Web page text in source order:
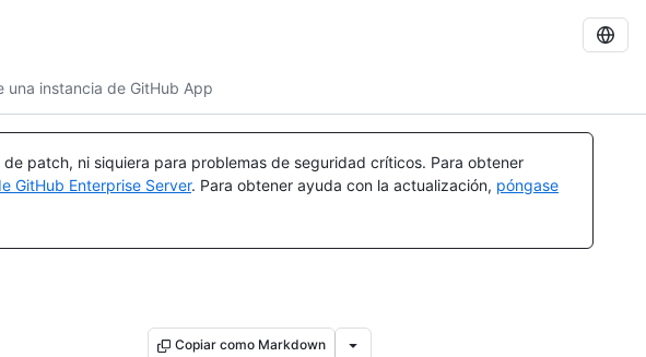
una instancia de GitHub App
de patch, ni siquiera para problemas de seguridad críticos. Para obtener
GitHub Enterprise Server. Para obtener ayuda con la actualización, póngase
Copiar como Markdown